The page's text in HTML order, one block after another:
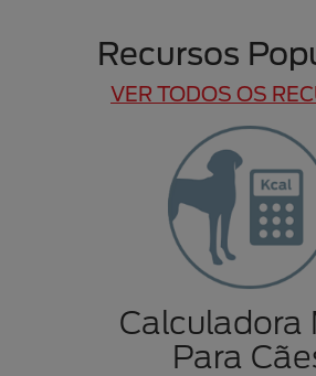
Recursos
VER TODOS OS
Calculadora
Para